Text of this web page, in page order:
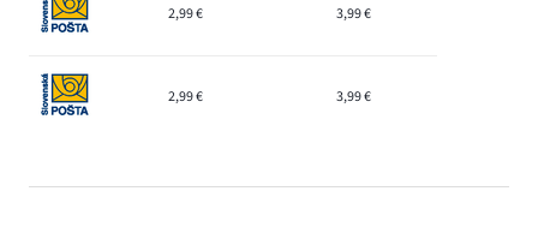
2,99 € 3,99 €
2,99 € 3,99 €